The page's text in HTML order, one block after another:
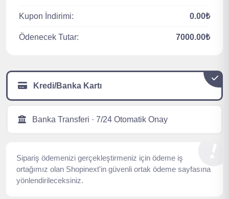
Kupon İndirimi: 0.00₺
Ödenecek Tutar: 7000.00₺
Kredi/Banka Kartı
Banka Transferi · 7/24 Otomatik Onay
Sipariş ödemenizi gerçekleştirmeniz için ödeme iş
ortağımız olan Shopinext'in güvenli ortak ödeme sayfasına
yönlendirileceksiniz.